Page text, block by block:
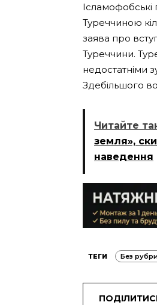
Туреччиною
заява про
Туреччини.
недостатніми
Здебільшого
Читайте
земля»,
наведення
ТЕГИ Без